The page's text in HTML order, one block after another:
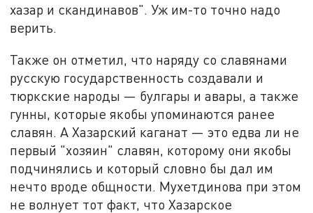
хазар и скандинавов". Уж им-то точно надо
верить.
Также он отметил, что наряду со славянами
русскую государственность создавали и
тюркские народы — булгары и авары, а также
гунны, которые якобы упоминаются ранее
славян. А Хазарский каганат — это едва ли не
первый "хозяин" славян, которому они якобы
подчинялись и который словно бы дал им
нечто вроде общности. Мухетдинова при этом
не волнует тот факт, что Хазарское